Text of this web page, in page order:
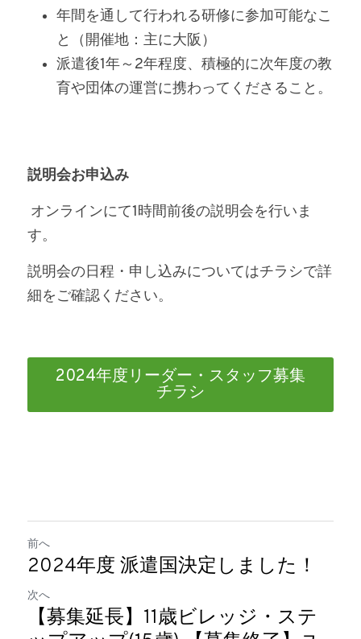
年間を通して行われる研修に参加可能なこ
と（開催地：主に大阪）
派遣後1年～2年程度、積極的に次年度の教
育や団体の運営に携わってくださること。
説明会お申込み
す。
説明会の日程・申し込みについてはチラシで詳
細をご確認ください。
2024年度リーダー・スタッフ募集
チラシ
前へ
2024年度 派遣国決定しました！
次へ
【募集延長】11歳ビレッジ・ステ